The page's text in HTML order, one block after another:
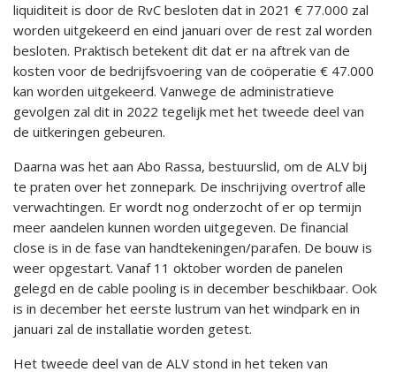
liquiditeit is door de RvC besloten dat in 2021 € 77.000 zal
worden uitgekeerd en eind januari over de rest zal worden
besloten. Praktisch betekent dit dat er na aftrek van de
kosten voor de bedrijfsvoering van de coöperatie € 47.000
kan worden uitgekeerd. Vanwege de administratieve
gevolgen zal dit in 2022 tegelijk met het tweede deel van
de uitkeringen gebeuren.
Daarna was het aan Abo Rassa, bestuurslid, om de ALV bij
te praten over het zonnepark. De inschrijving overtrof alle
verwachtingen. Er wordt nog onderzocht of er op termijn
meer aandelen kunnen worden uitgegeven. De financial
close is in de fase van handtekeningen/parafen. De bouw is
weer opgestart. Vanaf 11 oktober worden de panelen
gelegd en de cable pooling is in december beschikbaar. Ook
is in december het eerste lustrum van het windpark en in
januari zal de installatie worden getest.
Het tweede deel van de ALV stond in het teken van